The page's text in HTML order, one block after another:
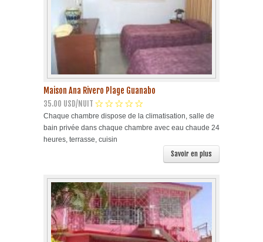
Maison Ana Rivero Plage Guanabo
35.00 USD/NUIT
Chaque chambre dispose de la climatisation, salle de
bain privée dans chaque chambre avec eau chaude 24
heures, terrasse, cuisin
Savoir en plus